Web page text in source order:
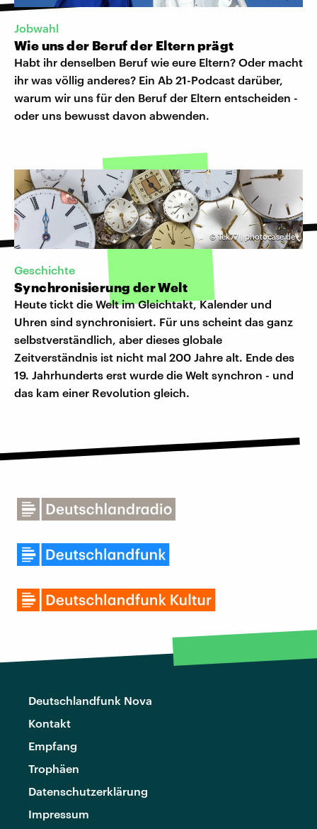
Jobwahl
Wie uns der Beruf der Eltern prägt
Habt ihr denselben Beruf wie eure Eltern? Oder macht
ihr was völlig anderes? Ein Ab 21-Podcast darüber,
warum wir uns für den Beruf der Eltern entscheiden -
oder uns bewusst davon abwenden.
©Tek77 | photocase.de
Geschichte
Synchronisierung der Welt
Heute tickt die Welt im Gleichtakt, Kalender und
Uhren sind synchronisiert. Für uns scheint das ganz
selbstverständlich, aber dieses globale
Zeitverständnis ist nicht mal 200 Jahre alt. Ende des
19. Jahrhunderts erst wurde die Welt synchron - und
das kam einer Revolution gleich.
Deutschlandfunk Nova
Kontakt
Empfang
Trophäen
Datenschutzerklärung
Impressum